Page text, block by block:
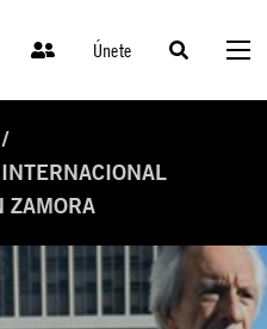
Únete
ZAMORA